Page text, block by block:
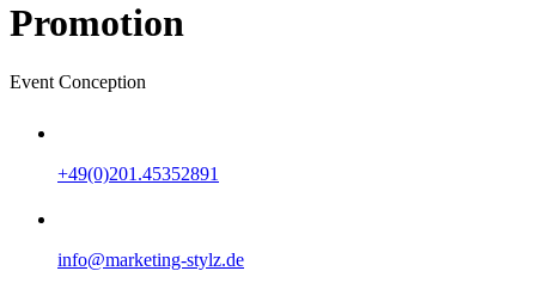
Promotion
Event Conception
+49(0)201.45352891
info@marketing-stylz.de